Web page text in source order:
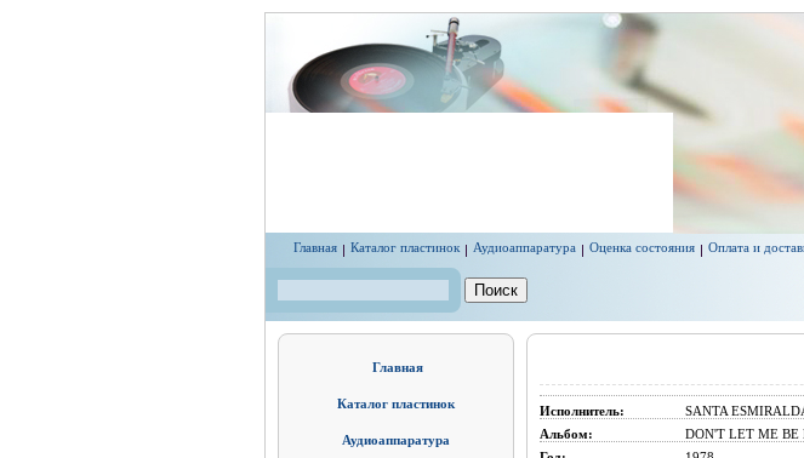
Главная Каталог пластинок Аудиоаппаратура Оценка состояния Оплата и
Главная
Каталог пластинок
Аудиоаппаратура
Исполнитель:
SANTA
Альбом:
DON'T LET ME BE